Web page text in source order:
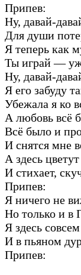
Припев:
Ну, давай-
Для души
Я теперь как
Ты играй —
Ну, давай-
Я его забуду
Убежала я ко
А любовь всё
Всё было и
И снятся мне
А здесь
И стихает,
Припев:
Я ничего не
Но только и в
Я здесь
И в пьяном
Припев: